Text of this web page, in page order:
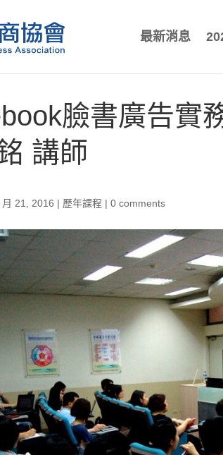
最新消息
臉書廣告實
講師
月 21, 2016 | 歷年課程 |0 comments